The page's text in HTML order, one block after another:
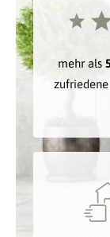
mehr als
zufriedene